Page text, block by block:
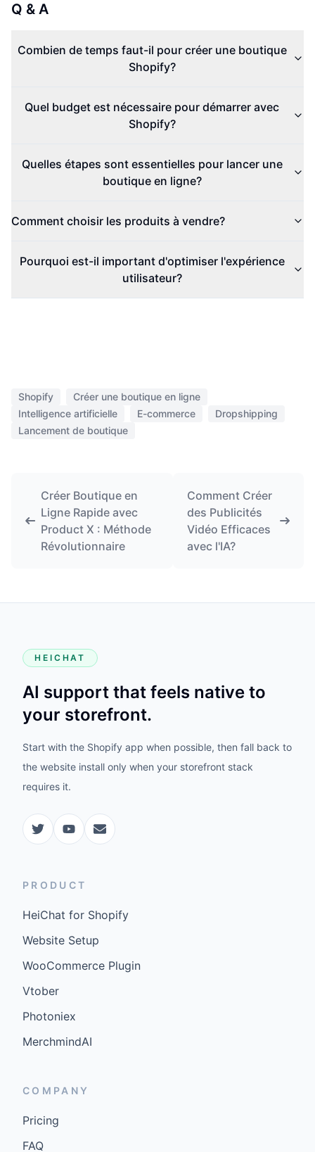
Q & A
Combien de temps faut-il pour créer une boutique
Shopify?
Quel budget est nécessaire pour démarrer avec
Shopify?
Quelles étapes sont essentielles pour lancer une
boutique en ligne?
Comment choisir les produits à vendre?
Pourquoi est-il important d'optimiser l'expérience
utilisateur?
Shopify
Créer une boutique en ligne
Intelligence artificielle
E-commerce
Dropshipping
Lancement de boutique
Créer Boutique en
Ligne Rapide avec
Product X : Méthode
Révolutionnaire
Comment Créer
des Publicités
Vidéo Efficaces
avec l'IA?
HEICHAT
AI support that feels native to
your storefront.
Start with the Shopify app when possible, then fall back to
the website install only when your storefront stack
requires it.
PRODUCT
HeiChat for Shopify
Website Setup
WooCommerce Plugin
Vtober
Photoniex
MerchmindAI
COMPANY
Pricing
FAQ